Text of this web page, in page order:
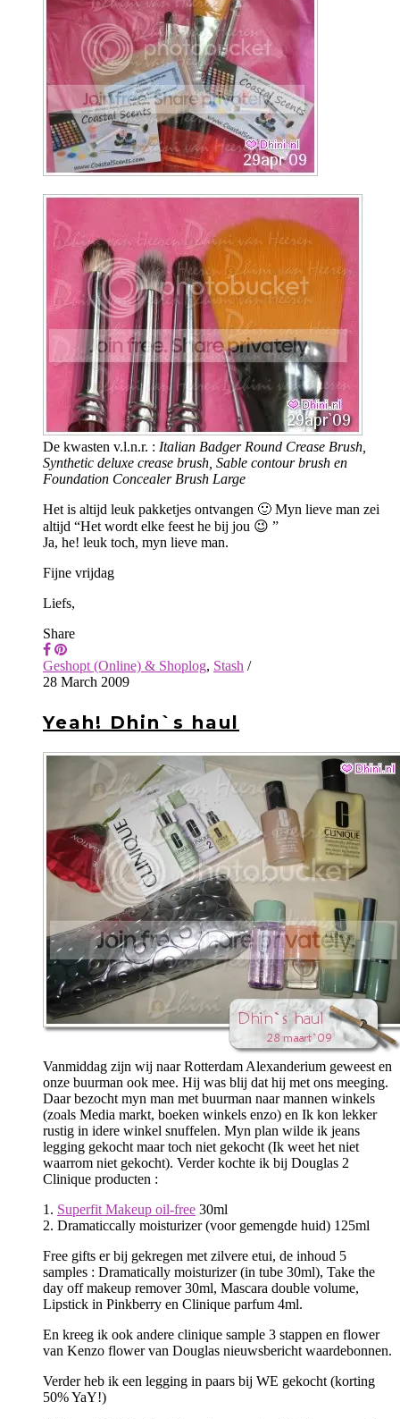
De kwasten v.l.n.r. : Italian Badger Round Crease Brush,
Synthetic deluxe crease brush, Sable contour brush en
Foundation Concealer Brush Large
Het is altijd leuk pakketjes ontvangen 🙂 Myn lieve man zei
altijd “Het wordt elke feest he bij jou 😉 ”
Ja, he! leuk toch, myn lieve man.
Fijne vrijdag
Liefs,
Share
Geshopt (Online) & Shoplog, Stash /
28 March 2009
Yeah! Dhin`s haul
Vanmiddag zijn wij naar Rotterdam Alexanderium geweest en
onze buurman ook mee. Hij was blij dat hij met ons meeging.
Daar bezocht myn man met buurman naar mannen winkels
(zoals Media markt, boeken winkels enzo) en Ik kon lekker
rustig in idere winkel snuffelen. Myn plan wilde ik jeans
legging gekocht maar toch niet gekocht (Ik weet het niet
waarrom niet gekocht). Verder kochte ik bij Douglas 2
Clinique producten :
1. Superfit Makeup oil-free 30ml
2. Dramaticcally moisturizer (voor gemengde huid) 125ml
Free gifts er bij gekregen met zilvere etui, de inhoud 5
samples : Dramatically moisturizer (in tube 30ml), Take the
day off makeup remover 30ml, Mascara double volume,
Lipstick in Pinkberry en Clinique parfum 4ml.
En kreeg ik ook andere clinique sample 3 stappen en flower
van Kenzo flower van Douglas nieuwsbericht waardebonnen.
Verder heb ik een legging in paars bij WE gekocht (korting
50% YaY!)